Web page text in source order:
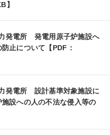
】
発電所 発電用原子炉施設へ
止について【PDF：
発電所 設計基準対象施設に
設への人の不法な侵入等の